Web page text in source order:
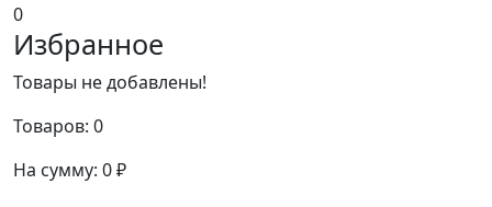
0
Избранное
Товары не добавлены!
Товаров: 0
На сумму: 0₽